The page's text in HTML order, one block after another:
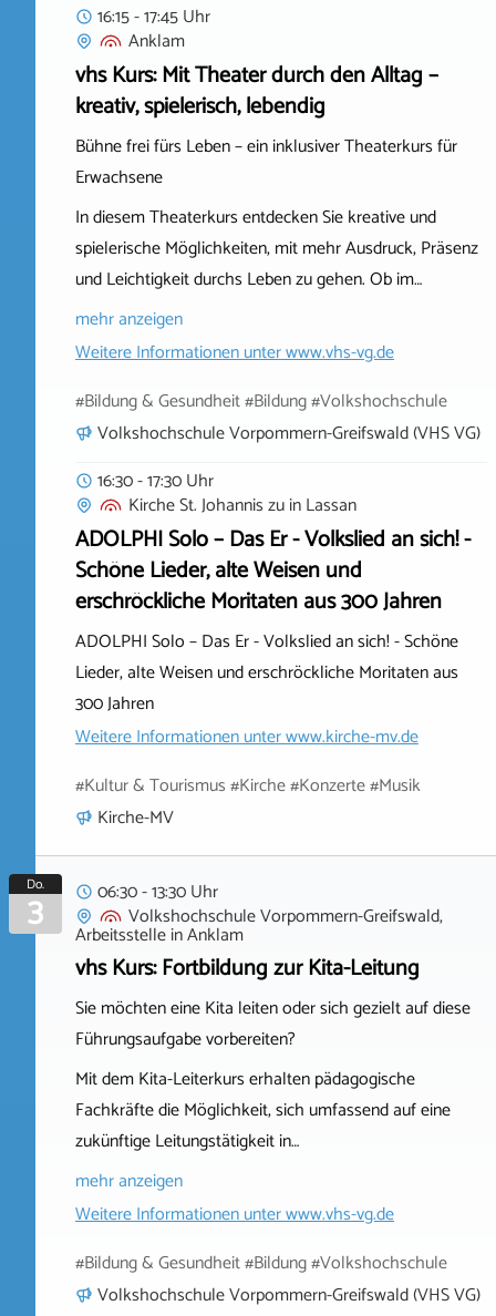
16:15 - 17:45 Uhr
Anklam
vhs Kurs: Mit Theater durch den Alltag –
kreativ, spielerisch, lebendig
Bühne frei fürs Leben – ein inklusiver Theaterkurs für
Erwachsene
In diesem Theaterkurs entdecken Sie kreative und
spielerische Möglichkeiten, mit mehr Ausdruck, Präsenz
und Leichtigkeit durchs Leben zu gehen. Ob im…
mehr anzeigen
Weitere Informationen unterwww.vhs-vg.de
#Bildung & Gesundheit #Bildung #Volkshochschule
Volkshochschule Vorpommern-Greifswald (VHS VG)
16:30 - 17:30 Uhr
Kirche St. Johannis zuinLassan
ADOLPHI Solo – Das Er - Volkslied an sich! -
Schöne Lieder, alte Weisen und
erschröckliche Moritaten aus 300 Jahren
ADOLPHI Solo – Das Er - Volkslied an sich! - Schöne
Lieder, alte Weisen und erschröckliche Moritaten aus
300 Jahren
Weitere Informationen unterwww.kirche-mv.de
#Kultur & Tourismus #Kirche #Konzerte #Musik
Kirche-MV
Do.
3
06:30 - 13:30 Uhr
Volkshochschule Vorpommern-Greifswald,
ArbeitsstelleinAnklam
vhs Kurs: Fortbildung zur Kita-Leitung
Sie möchten eine Kita leiten oder sich gezielt auf diese
Führungsaufgabe vorbereiten?
Mit dem Kita-Leiterkurs erhalten pädagogische
Fachkräfte die Möglichkeit, sich umfassend auf eine
zukünftige Leitungstätigkeit in…
mehr anzeigen
Weitere Informationen unterwww.vhs-vg.de
#Bildung & Gesundheit #Bildung #Volkshochschule
Volkshochschule Vorpommern-Greifswald (VHS VG)